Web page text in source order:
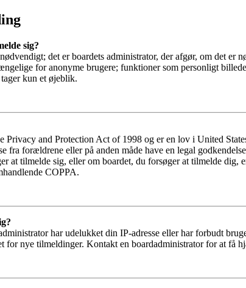
sig?
det er boardets administrator, der afgør, om det
for anonyme brugere; funktioner som personligt
kun et øjeblik.
Privacy and Protection Act of 1998 og er en lov i United
fra forældrene eller på anden måde have en legal
at tilmelde sig, eller om boardet, du forsøger at tilmelde
COPPA.
har udelukket din IP-adresse eller har forbudt
for nye tilmeldinger. Kontakt en boardadministrator for at få